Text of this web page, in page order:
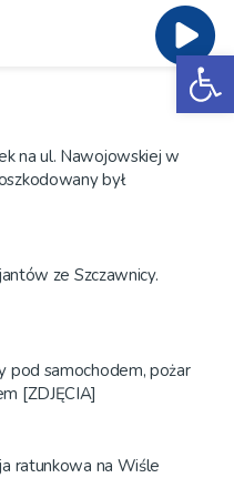
na ul. Nawojowskiej w
był
ze Szczawnicy.
pod samochodem, pożar
[ZDJĘCIA]
ratunkowa na Wiśle